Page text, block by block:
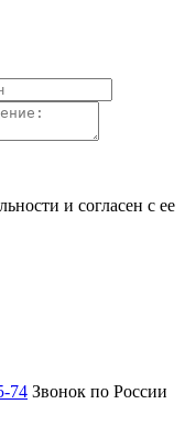
и согласен с ее
74 Звонок по России